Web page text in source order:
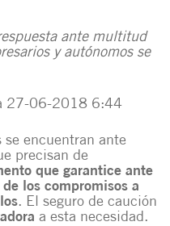
ante multitud
y autónomos se
27-06-2018 6:44
se encuentran ante
precisan de
que garantice ante
los compromisos a
. El seguro de caución
a esta necesidad.